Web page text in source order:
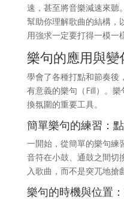
速，甚至將音樂減速來聽
幫助你理解歌曲的結構，
用強求一定要打得一模一
樂句的應用與
學會了各種打點和節奏後
有意義的樂句（Fill）。
換氛圍的重要工具。
簡單樂句的練習：
一開始，從簡單的樂句練
音符在小鼓、通鼓之間切
入歌曲，而不是突兀地搶
樂句的時機與位置